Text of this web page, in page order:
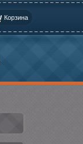
Корзина